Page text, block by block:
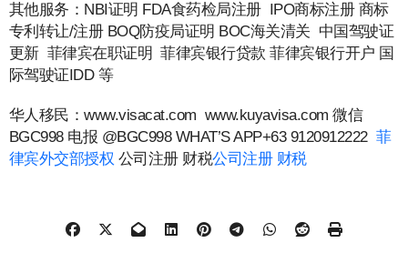
其他服务：NBI证明 FDA食药检局注册 IPO商标注册 商标
专利转让/注册 BOQ防疫局证明 BOC海关清关 中国驾驶证
更新 菲律宾在职证明 菲律宾银行贷款 菲律宾银行开户 国
际驾驶证IDD 等
华人移民：www.visacat.com www.kuyavisa.com 微信
BGC998 电报 @BGC998 WHAT’S APP+63 9120912222 菲
律宾外交部授权 公司注册 财税公司注册 财税